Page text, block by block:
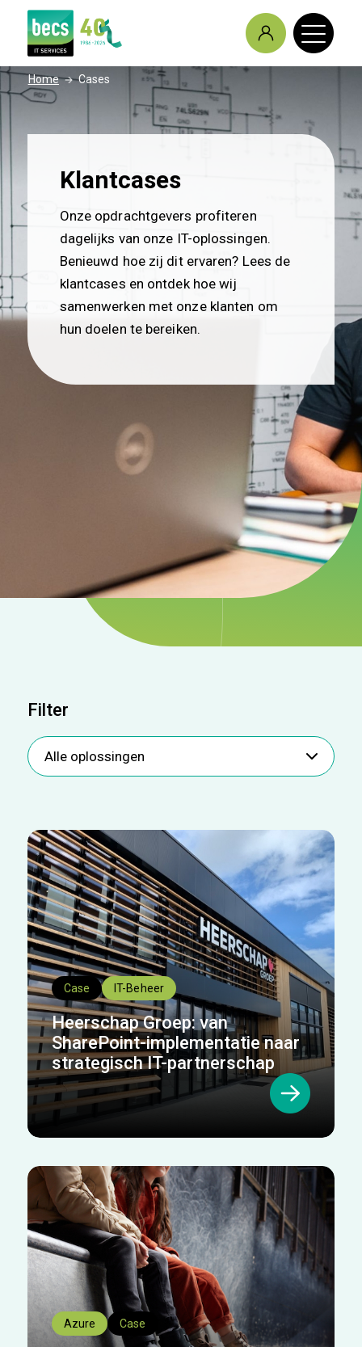
Home / Cases
Klantcases
Onze opdrachtgevers profiteren
dagelijks van onze IT-oplossingen.
Benieuwd hoe zij dit ervaren? Lees de
klantcases en ontdek hoe wij
samenwerken met onze klanten om
hun doelen te bereiken.
Filter
Oplossing - cases
Select content
Case IT-Beheer
Heerschap Groep: van
SharePoint-implementatie naar
strategisch IT-partnerschap
Azure Case